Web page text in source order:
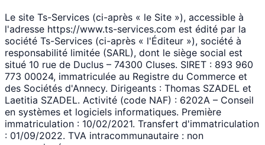
Le site Ts-Services (ci-après « le Site »), accessible à
l'adresse https://www.ts-services.com est édité par la
société Ts-Services (ci-après « l'Éditeur »), société à
responsabilité limitée (SARL), dont le siège social est
situé 10 rue de Duclus – 74300 Cluses. SIRET : 893 960
773 00024, immatriculée au Registre du Commerce et
des Sociétés d'Annecy. Dirigeants : Thomas SZADEL et
Laetitia SZADEL. Activité (code NAF) : 6202A – Conseil
en systèmes et logiciels informatiques. Première
immatriculation : 10/02/2021. Transfert d'immatriculation
: 01/09/2022. TVA intracommunautaire : non